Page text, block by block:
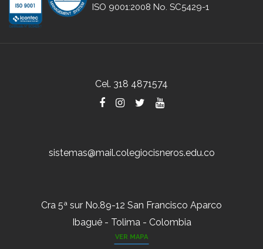
ISO 9001:2008 No. SC5429-1
Cel. 318 4871574
sistemas@mail.colegiocisneros.edu.co
Cra 5ª sur No.89-12 San Francisco Aparco
Ibagué - Tolima - Colombia
VER MAPA